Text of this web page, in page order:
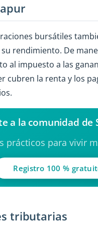
bursátiles
rendimiento. De
al impuesto a las
cubren la renta y los
a la comunidad de
prácticos para vivir
Registro 100 %
tributarias